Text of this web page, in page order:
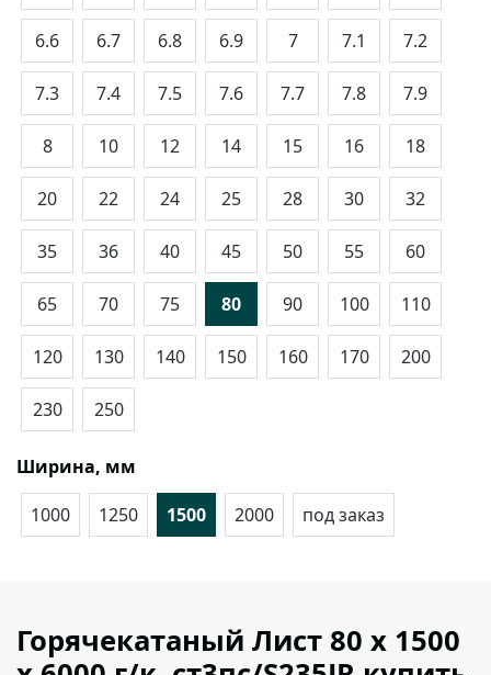
6.6 6.7 6.8 6.9 7 7.1 7.2
7.3 7.4 7.5 7.6 7.7 7.8 7.9
8 10 12 14 15 16 18
20 22 24 25 28 30 32
35 36 40 45 50 55 60
65 70 75 80 90 100 110
120 130 140 150 160 170 200
230 250
Ширина, мм
1000
1250 1500 2000 под заказ
Горячекатаный Лист 80 х 1500